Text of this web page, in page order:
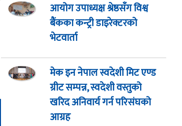
आयोग उपाध्यक्ष श्रेष्ठसँग विश्व
बैंकका कन्ट्री डाइरेक्टरको
भेटवार्ता
मेक इन नेपाल स्वदेशी मिट एण्ड
ग्रीट सम्पन्न, स्वदेशी वस्तुको
खरिद अनिवार्य गर्न परिसंघको
आग्रह